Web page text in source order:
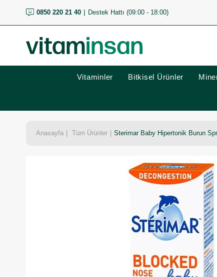
0850 220 21 40 Destek Hattı (09:00 - 18:00)
Vitaminler Bitkisel Ürünler
Anasayfa Tüm Ürünler Sterimar Baby Hipertonik Burun